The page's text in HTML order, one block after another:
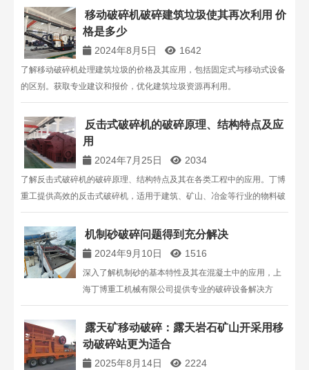
移动破碎机破碎建筑垃圾使其再次利用 价
格是多少
2024年8月5日 1642
了解移动破碎机处理建筑垃圾的价格及其应用，包括固定式与移动式设备
的区别。获取专业建议和报价，优化建筑垃圾资源再利用。
反击式破碎机的破碎原理、结构特点及应
用
2024年7月25日 2034
了解反击式破碎机的破碎原理、结构特点及其在各类工程中的应用。丁博
重工提供高效的反击式破碎机，适用于建筑、矿山、冶金等行业的物料破
碎。通过调节反击板和监控系统，优化破碎效率和安全性。如需详细信
息，请咨询丁博重工，电话：13816711123。
机制砂破碎问题得到充分解决
2024年9月10日 1516
深入了解机制砂的基本特性及其在混凝土中的应用，上
海丁博重工机械有限公司提供专业的破碎设备解决方
案。
露天矿移动破碎：露天岩石矿山开采用移
动破碎站更为适合
2025年8月14日 2224